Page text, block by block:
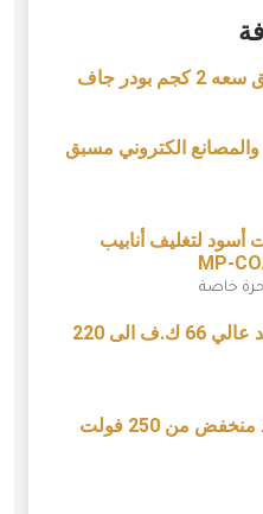
بودر جاف
والمصانع الكتروني مسبق
أسود لتغليف أنابيب
خاصة
كابلات نحاس جهد عالي 66 ك.ف الى 220
كابلات نحاس جهد منخفض من 250 فولت